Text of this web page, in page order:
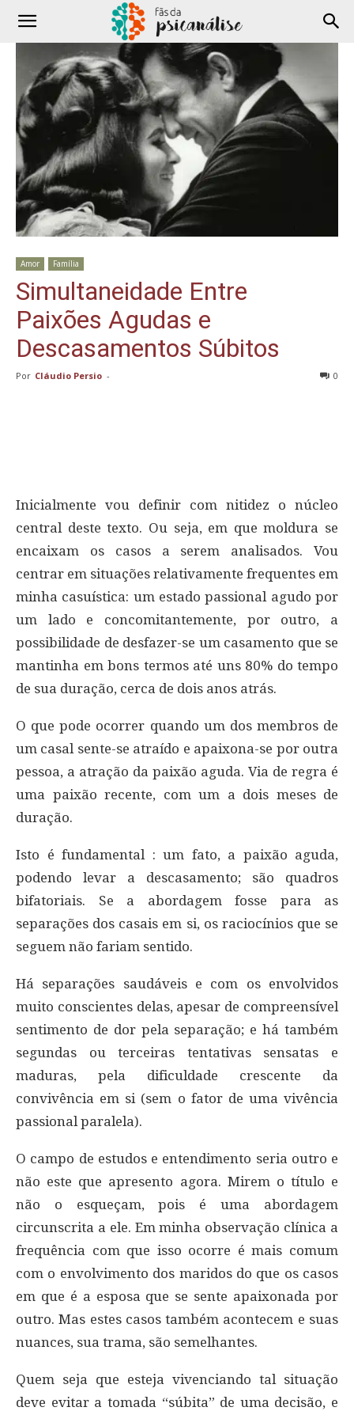
Amor Família
Simultaneidade Entre
Paixões Agudas e
Descasamentos Súbitos
Por Cláudio Persio - 0
Inicialmente vou definir com nitidez o núcleo
central deste texto. Ou seja, em que moldura se
encaixam os casos a serem analisados. Vou
centrar em situações relativamente frequentes em
minha casuística: um estado passional agudo por
um lado e concomitantemente, por outro, a
possibilidade de desfazer-se um casamento que se
mantinha em bons termos até uns 80% do tempo
de sua duração, cerca de dois anos atrás.
O que pode ocorrer quando um dos membros de
um casal sente-se atraído e apaixona-se por outra
pessoa, a atração da paixão aguda. Via de regra é
uma paixão recente, com um a dois meses de
duração.
Isto é fundamental : um fato, a paixão aguda,
podendo levar a descasamento; são quadros
bifatoriais. Se a abordagem fosse para as
separações dos casais em si, os raciocínios que se
seguem não fariam sentido.
Há separações saudáveis e com os envolvidos
muito conscientes delas, apesar de compreensível
sentimento de dor pela separação; e há também
segundas ou terceiras tentativas sensatas e
maduras, pela dificuldade crescente da
convivência em si (sem o fator de uma vivência
passional paralela).
O campo de estudos e entendimento seria outro e
não este que apresento agora. Mirem o título e
não o esqueçam, pois é uma abordagem
circunscrita a ele. Em minha observação clínica a
frequência com que isso ocorre é mais comum
com o envolvimento dos maridos do que os casos
em que é a esposa que se sente apaixonada por
outro. Mas estes casos também acontecem e suas
nuances, sua trama, são semelhantes.
Quem seja que esteja vivenciando tal situação
deve evitar a tomada “súbita” de uma decisão, e